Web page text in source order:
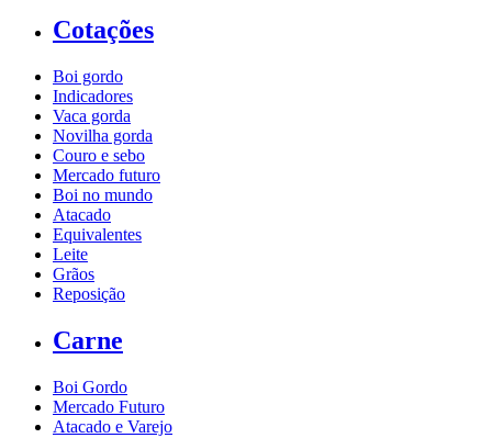
Cotações
Boi gordo
Indicadores
Vaca gorda
Novilha gorda
Couro e sebo
Mercado futuro
Boi no mundo
Atacado
Equivalentes
Leite
Grãos
Reposição
Carne
Boi Gordo
Mercado Futuro
Atacado e Varejo